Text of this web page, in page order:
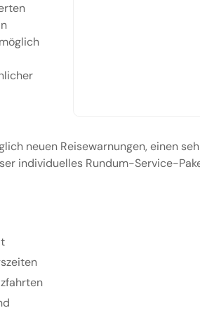
neuen Reisewarnungen, einen
individuelles Rundum-Service-